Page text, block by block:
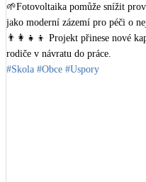
🌱Fotovoltaika pomůže snížit
jako moderní zázemí pro péči o
👨‍👩‍👧‍👦 Projekt přinese nové
#Skola #Obce #Uspory